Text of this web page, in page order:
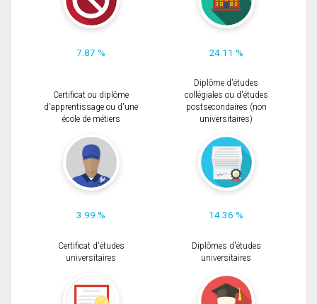
7.87 % 24.11 %
Certificat ou diplôme
d'apprentissage ou d'une
école de métiers
3.99 %
Diplôme d'études
collégiales ou d'études
postsecondaires (non
universitaires)
14.36 %
Certificat d'études
universitaires
Diplômes d'études
universitaires